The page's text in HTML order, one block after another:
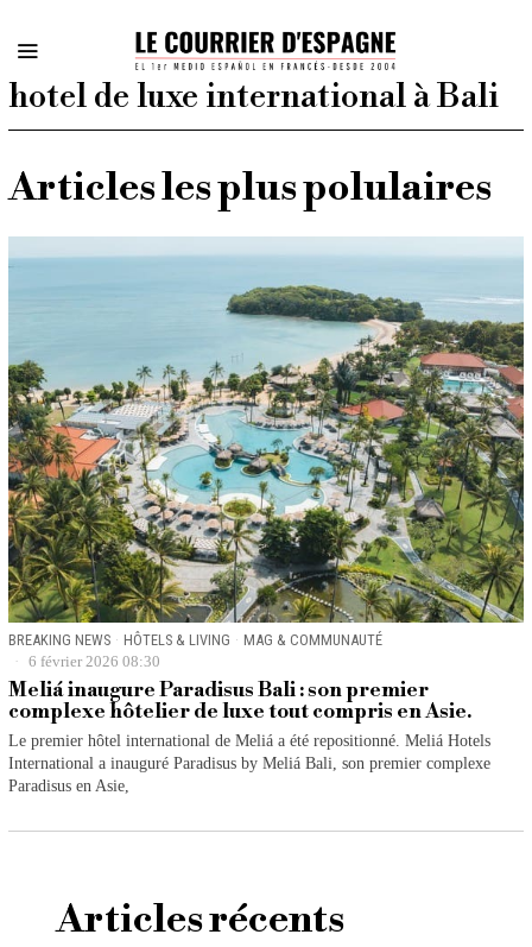
hotel de luxe international à Bali
Articles les plus polulaires
BREAKING NEWS · HÔTELS & LIVING · MAG & COMMUNAUTÉ
6 février 2026 08:30
Meliá inaugure Paradisus Bali : son premier
complexe hôtelier de luxe tout compris en Asie.
Le premier hôtel international de Meliá a été repositionné. Meliá Hotels
International a inauguré Paradisus by Meliá Bali, son premier complexe
Paradisus en Asie,
Articles récents